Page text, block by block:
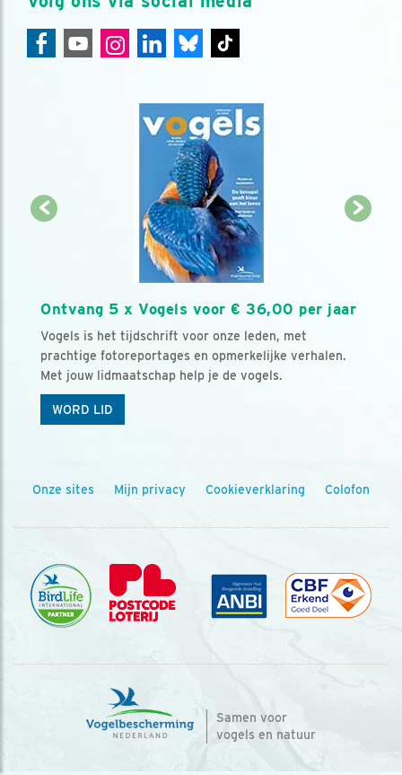
Ontvang 5 x Vogels voor € 36,00 per jaar
Vogels is het tijdschrift voor onze leden, met
prachtige fotoreportages en opmerkelijke verhalen.
Met jouw lidmaatschap help je de vogels.
WORD LID
Onze sites Mijn privacy Cookieverklaring Colofon
Samen voor
vogels en natuur